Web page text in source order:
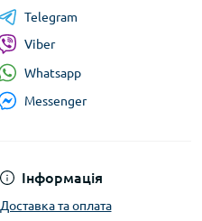
Інформація
Доставка та оплата
Telegram
Viber
Whatsapp
Messenger